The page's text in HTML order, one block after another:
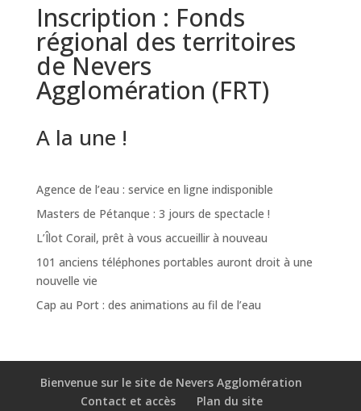
Inscription : Fonds
régional des territoires
de Nevers
Agglomération (FRT)
A la une !
Agence de l’eau : service en ligne indisponible
Masters de Pétanque : 3 jours de spectacle !
L’Îlot Corail, prêt à vous accueillir à nouveau
101 anciens téléphones portables auront droit à une
nouvelle vie
Cap au Port : des animations au fil de l’eau
Bienvenue sur le site de Nevers Agglomération
Contact et accès
Plan du site